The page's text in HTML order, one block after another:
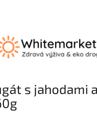
s jahodami